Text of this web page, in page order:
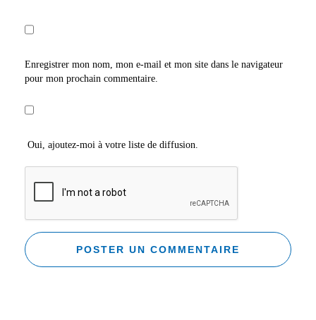
Enregistrer mon nom, mon e-mail et mon site dans le navigateur
pour mon prochain commentaire.
Oui, ajoutez-moi à votre liste de diffusion.